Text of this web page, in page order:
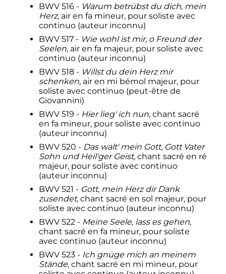
BWV 516 - Warum betrübst du dich, mein
Herz, air en fa mineur, pour soliste avec
continuo (auteur inconnu)
BWV 517 - Wie wohl ist mir, o Freund der
Seelen, air en fa majeur, pour soliste avec
continuo (auteur inconnu)
BWV 518 - Willst du dein Herz mir
schenken, air en mi bémol majeur, pour
soliste avec continuo (peut-être de
Giovannini)
BWV 519 - Hier lieg' ich nun, chant sacré
en fa mineur, pour soliste avec continuo
(auteur inconnu)
BWV 520 - Das walt' mein Gott, Gott Vater
Sohn und Heil'ger Geist, chant sacré en ré
majeur, pour soliste avec continuo
(auteur inconnu)
BWV 521 - Gott, mein Herz dir Dank
zusendet, chant sacré en sol majeur, pour
soliste avec continuo (auteur inconnu)
BWV 522 - Meine Seele, lass es gehen,
chant sacré en fa mineur, pour soliste
avec continuo (auteur inconnu)
BWV 523 - Ich gnüge mich an meinem
Stände, chant sacré en mi mineur, pour